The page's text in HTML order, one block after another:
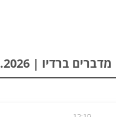
ברדיו | 28.05.2026